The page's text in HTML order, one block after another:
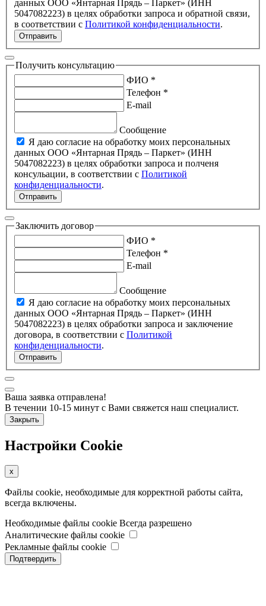
данных ООО «Янтарная Прядь – Паркет» (ИНН
5047082223) в целях обработки запроса и обратной связи,
в соответствии с Политикой конфиденциальности.
Отправить
Получить консультацию
ФИО *
Телефон *
E-mail
Сообщение
Я даю согласие на обработку моих персональных
данных ООО «Янтарная Прядь – Паркет» (ИНН
5047082223) в целях обработки запроса и полченя
консульации, в соответствии с Политикой
конфиденциальности.
Отправить
Заключить договор
ФИО *
Телефон *
E-mail
Сообщение
Я даю согласие на обработку моих персональных
данных ООО «Янтарная Прядь – Паркет» (ИНН
5047082223) в целях обработки запроса и заключение
договора, в соответствии с Политикой
конфиденциальности.
Отправить
Ваша заявка отправлена!
В течении 10-15 минут с Вами свяжется наш специалист.
Закрыть
Настройки Cookie
x
Файлы cookie, необходимые для корректной работы сайта,
всегда включены.
Необходимые файлы cookie Всегда разрешено
Аналитические файлы cookie
Рекламные файлы cookie
Подтвердить